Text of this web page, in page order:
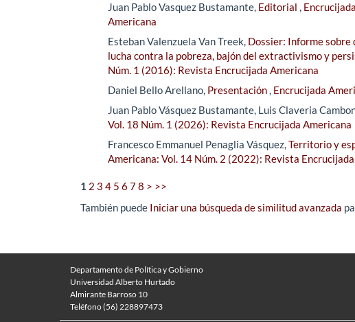
Juan Pablo Vasquez Bustamante, Editorial ,
Americana
Esteban Valenzuela Van Treek, Dossier: Informe
lucha contra la pobreza, bajón del extractivismo y
Núm. 1 (2016): Revista Encrucijada Americana
Daniel Bello Arellano, Presentación, Encrucijada
Juan Pablo Vásquez Bustamante, Luis Claveria
Vol. 18 Núm. 1 (2026): Revista Encrucijada Americana
Francesco Emmanuel Penaglia Vásquez,Territorio y
Americana: Vol. 14 Núm. 2 (2022): Revista
1 2 3 4 5 6 78 > >>
También puede Iniciar una búsqueda de similitud avanzada
Departamento de Política y Gobierno
Universidad Alberto Hurtado
Almirante Barroso 10
Teléfono (56) 228897473